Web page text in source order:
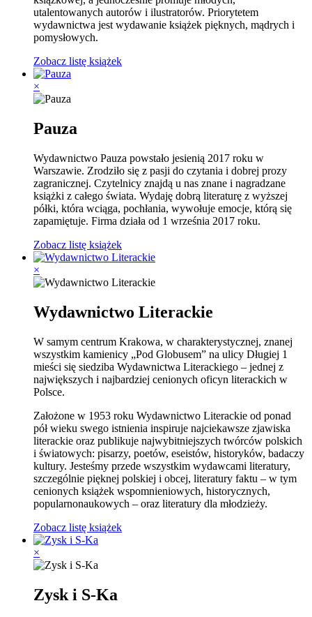
utalentowanych autorów i ilustratorów. Priorytetem
wydawnictwa jest wydawanie książek pięknych, mądrych i
pomysłowych.
Zobacz listę książek
×
Pauza
Wydawnictwo Pauza powstało jesienią 2017 roku w
Warszawie. Zrodziło się z pasji do czytania i dobrej prozy
zagranicznej. Czytelnicy znajdą u nas znane i nagradzane
książki z całego świata. Wydaję dobrą literaturę z wyższej
półki, która wciąga, pochłania, wywołuje emocje, którą się
zapamiętuje. Firma działa od 1 września 2017 roku.
Zobacz listę książek
×
Wydawnictwo Literackie
W samym centrum Krakowa, w charakterystycznej, znanej
wszystkim kamienicy „Pod Globusem” na ulicy Długiej 1
mieści się siedziba Wydawnictwa Literackiego – jednej z
największych i najbardziej cenionych oficyn literackich w
Polsce.
Założone w 1953 roku Wydawnictwo Literackie od ponad
pół wieku swego istnienia inspiruje najciekawsze zjawiska
literackie oraz publikuje najwybitniejszych twórców polskich
i światowych: pisarzy, poetów, eseistów, historyków, badaczy
kultury. Jesteśmy przede wszystkim wydawcami literatury,
szczególnie pięknej polskiej i obcej, literatury faktu – w tym
cenionych książek wspomnieniowych, historycznych,
popularnonaukowych – oraz literatury dla młodzieży.
Zobacz listę książek
×
Zysk i S-Ka